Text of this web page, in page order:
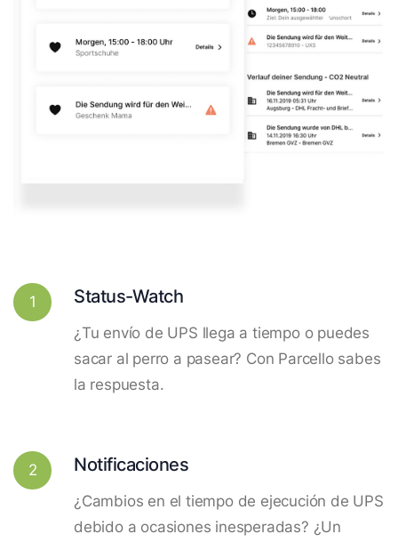
1 Status-Watch
¿Tu envío de UPS llega a tiempo o puedes
sacar al perro a pasear? Con Parcello sabes
la respuesta.
2 Notificaciones
¿Cambios en el tiempo de ejecución de UPS
debido a ocasiones inesperadas? ¿Un